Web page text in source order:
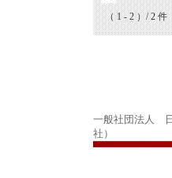
（ 1 - 2 ）/ 2 件
一般社団法人
社）